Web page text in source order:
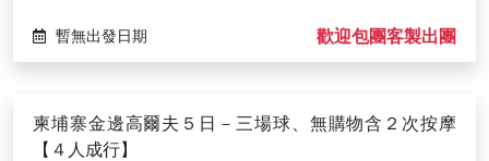
暫無出發日期 歡迎包團客製出團
柬埔寨金邊高爾夫５日－三場球、無購物含２次按摩
【４人成行】